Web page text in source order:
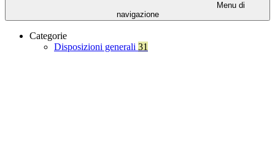
Menu di
navigazione
Categorie
Disposizioni generali 31